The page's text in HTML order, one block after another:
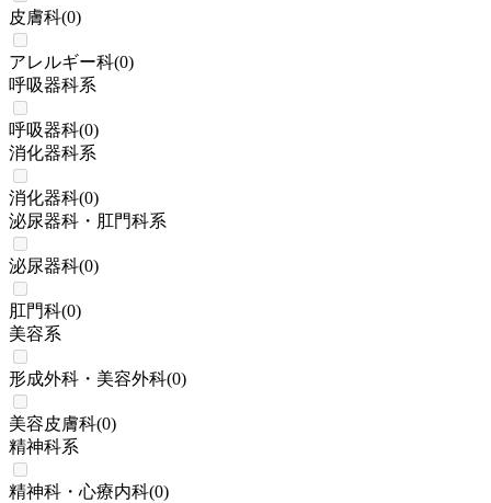
皮膚科(0)
アレルギー科(0)
呼吸器科系
呼吸器科(0)
消化器科系
消化器科(0)
泌尿器科・肛門科系
泌尿器科(0)
肛門科(0)
美容系
形成外科・美容外科(0)
美容皮膚科(0)
精神科系
精神科・心療内科(0)